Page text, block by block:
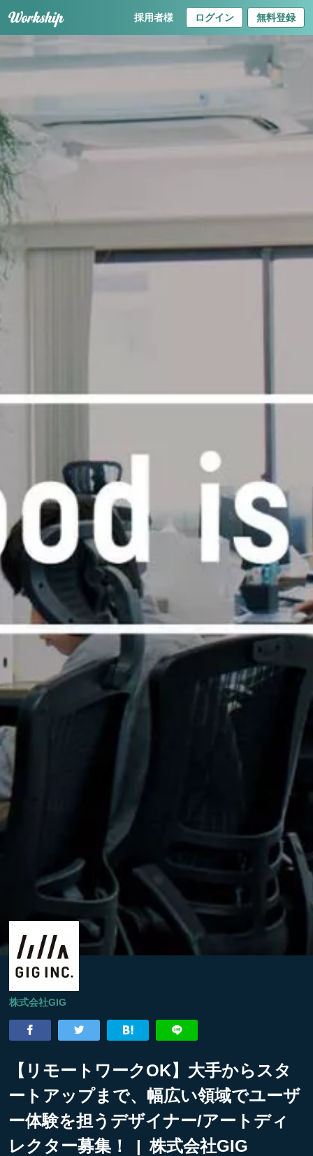
採用者様 ログイン 無料登録
株式会社GIG
【リモートワークOK】大手からスタ
ートアップまで、幅広い領域でユーザ
ー体験を担うデザイナー/アートディ
レクター募集！ | 株式会社GIG